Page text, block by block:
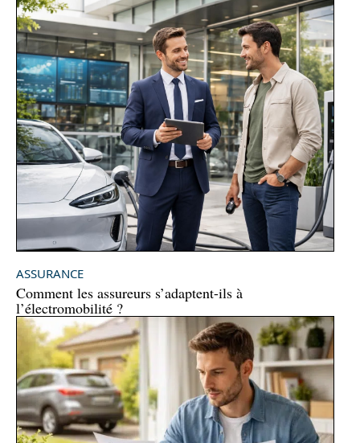
ASSURANCE
Comment les assureurs s’adaptent-ils à
l’électromobilité ?